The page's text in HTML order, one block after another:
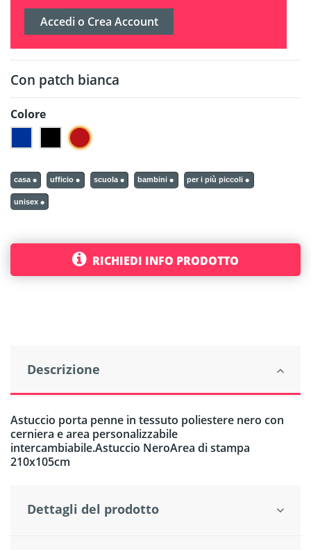
Accedi o Crea Account
Con patch bianca
Colore
Nero Rosso
casa ufficio scuola bambini per i più piccoli
unisex
RICHIEDI INFO PRODOTTO
Descrizione
Astuccio porta penne in tessuto poliestere nero con
cerniera e area personalizzabile
intercambiabile.Astuccio NeroArea di stampa
210x105cm
Dettagli del prodotto